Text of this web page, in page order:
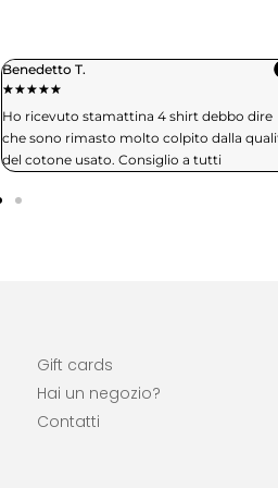
Daniele C.
★★★★★
Spedizione in 3 giorni, qualità t-shirt ottima,
effettuerò sicuramente altri ordini
Gift cards
Hai un negozio?
Contatti